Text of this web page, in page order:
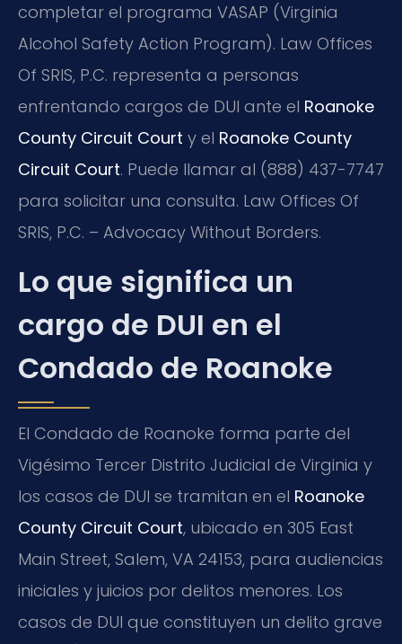
completar el programa VASAP (Virginia
Alcohol Safety Action Program). Law Offices
Of SRIS, P.C. representa a personas
enfrentando cargos de DUI ante el Roanoke
County Circuit Court y el Roanoke County
Circuit Court. Puede llamar al (888) 437-7747
para solicitar una consulta. Law Offices Of
SRIS, P.C. – Advocacy Without Borders.
Lo que significa un
cargo de DUI en el
Condado de Roanoke
El Condado de Roanoke forma parte del
Vigésimo Tercer Distrito Judicial de Virginia y
los casos de DUI se tramitan en el Roanoke
County Circuit Court, ubicado en 305 East
Main Street, Salem, VA 24153, para audiencias
iniciales y juicios por delitos menores. Los
casos de DUI que constituyen un delito grave